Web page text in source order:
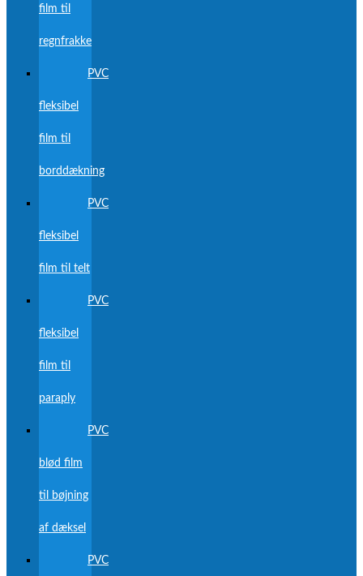
film til
regnfrakke
PVC
fleksibel
film til
borddækning
PVC
fleksibel
film til telt
PVC
fleksibel
film til
paraply
PVC
blød film
til bøjning
af dæksel
PVC